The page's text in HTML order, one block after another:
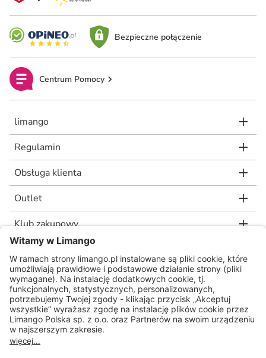
Bezpieczne połączenie
Centrum Pomocy
limango
Regulamin
Obsługa klienta
Outlet
Klub zakupowy